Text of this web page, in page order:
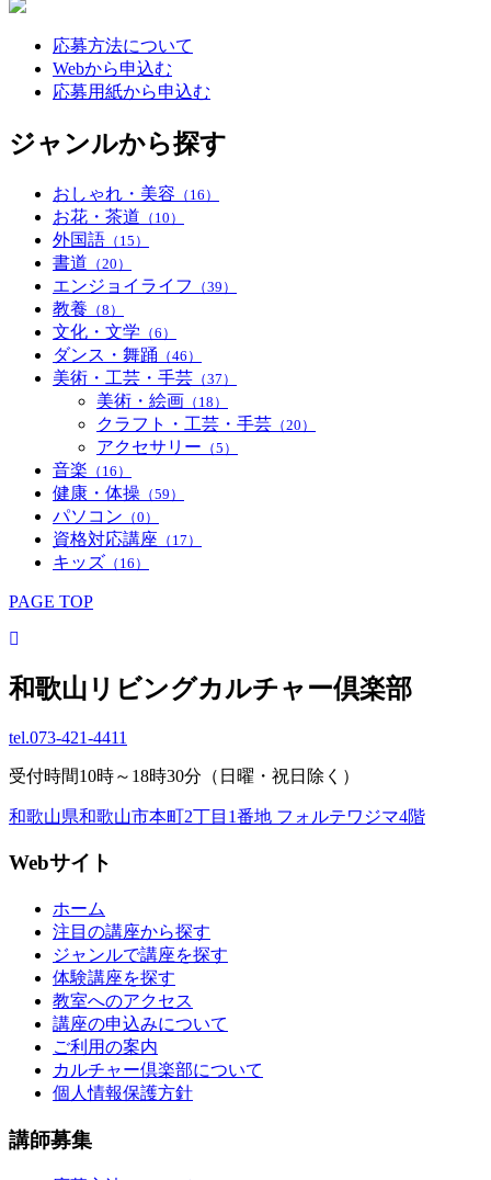
応募方法について
Webから申込む
応募用紙から申込む
ジャンルから探す
おしゃれ・美容 （16）
お花・茶道 （10）
外国語 （15）
書道 （20）
エンジョイライフ （39）
教養 （8）
文化・文学 （6）
ダンス・舞踊 （46）
美術・工芸・手芸 （37）
美術・絵画 （18）
クラフト・工芸・手芸 （20）
アクセサリー （5）
音楽 （16）
健康・体操 （59）
パソコン （0）
資格対応講座 （17）
キッズ （16）
PAGE TOP
和歌山リビングカルチャー倶楽部
tel.073-421-4411
受付時間10時～18時30分（日曜・祝日除く）
和歌山県和歌山市本町2丁目1番地 フォルテワジマ4階
Webサイト
ホーム
注目の講座から探す
ジャンルで講座を探す
体験講座を探す
教室へのアクセス
講座の申込みについて
ご利用の案内
カルチャー倶楽部について
個人情報保護方針
講師募集